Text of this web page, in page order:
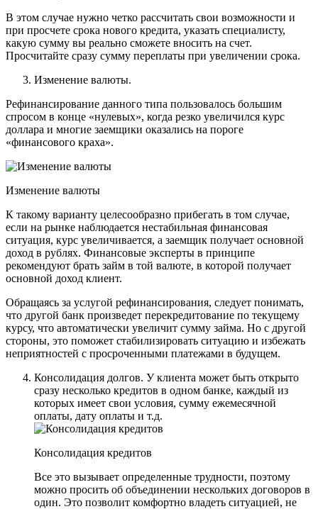
В этом случае нужно четко рассчитать свои возможности и
при просчете срока нового кредита, указать специалисту,
какую сумму вы реально сможете вносить на счет.
Просчитайте сразу сумму переплаты при увеличении срока.
Изменение валюты.
Рефинансирование данного типа пользовалось большим
спросом в конце «нулевых», когда резко увеличился курс
доллара и многие заемщики оказались на пороге
«финансового краха».
Изменение валюты
К такому варианту целесообразно прибегать в том случае,
если на рынке наблюдается нестабильная финансовая
ситуация, курс увеличивается, а заемщик получает основной
доход в рублях. Финансовые эксперты в принципе
рекомендуют брать займ в той валюте, в которой получает
основной доход клиент.
Обращаясь за услугой рефинансирования, следует понимать,
что другой банк произведет перекредитование по текущему
курсу, что автоматически увеличит сумму займа. Но с другой
стороны, это поможет стабилизировать ситуацию и избежать
неприятностей с просроченными платежами в будущем.
Консолидация долгов. У клиента может быть открыто
сразу несколько кредитов в одном банке, каждый из
которых имеет свои условия, сумму ежемесячной
оплаты, дату оплаты и т.д.
Консолидация кредитов
Все это вызывает определенные трудности, поэтому
можно просить об объединении нескольких договоров в
один. Это позволит комфортно владеть ситуацией, не